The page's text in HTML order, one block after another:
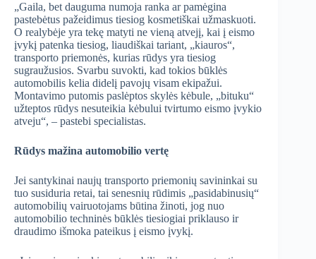
„Gaila, bet dauguma numoja ranka ar pamėgina
pastebėtus pažeidimus tiesiog kosmetiškai užmaskuoti.
O realybėje yra tekę matyti ne vieną atvejį, kai į eismo
įvykį patenka tiesiog, liaudiškai tariant, „kiauros“,
transporto priemonės, kurias rūdys yra tiesiog
sugraužusios. Svarbu suvokti, kad tokios būklės
automobilis kelia didelį pavojų visam ekipažui.
Montavimo putomis paslėptos skylės kėbule, „bituku“
užteptos rūdys nesuteikia kėbului tvirtumo eismo įvykio
atveju“, – pastebi specialistas.
Rūdys mažina automobilio vertę
Jei santykinai naujų transporto priemonių savininkai su
tuo susiduria retai, tai senesnių rūdimis „pasidabinusių“
automobilių vairuotojams būtina žinoti, jog nuo
automobilio techninės būklės tiesiogiai priklauso ir
draudimo išmoka pateikus į eismo įvykį.